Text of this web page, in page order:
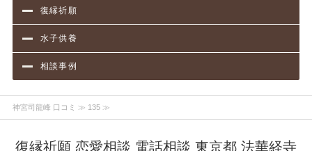
復縁祈願
水子供養
相談事例
神宮司龍峰 口コミ ≫ 135 ≫
復縁祈願 恋愛相談 電話相談 東京都 法華経寺